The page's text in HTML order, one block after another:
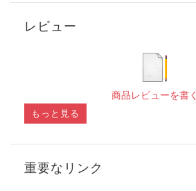
レビュー
商品レビューを書く
もっと見る
重要なリンク